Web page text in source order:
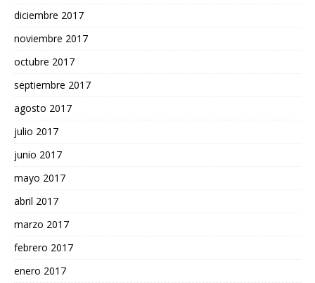
diciembre 2017
noviembre 2017
octubre 2017
septiembre 2017
agosto 2017
julio 2017
junio 2017
mayo 2017
abril 2017
marzo 2017
febrero 2017
enero 2017